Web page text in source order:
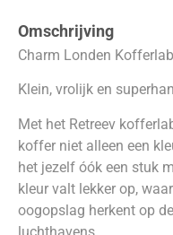
Omschrijving
Charm Londen
Klein, vrolijk en
Met het Retreev
koffer niet alleen een
het jezelf óók een stuk
kleur valt lekker op,
oogopslag herkent op